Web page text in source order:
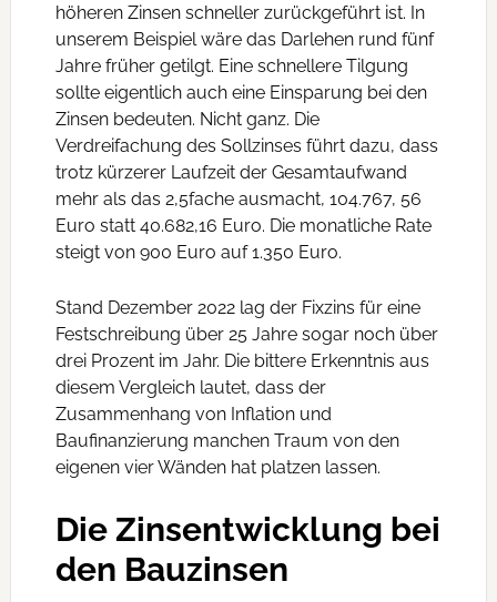
höheren Zinsen schneller zurückgeführt ist. In
unserem Beispiel wäre das Darlehen rund fünf
Jahre früher getilgt. Eine schnellere Tilgung
sollte eigentlich auch eine Einsparung bei den
Zinsen bedeuten. Nicht ganz. Die
Verdreifachung des Sollzinses führt dazu, dass
trotz kürzerer Laufzeit der Gesamtaufwand
mehr als das 2,5fache ausmacht, 104.767, 56
Euro statt 40.682,16 Euro. Die monatliche Rate
steigt von 900 Euro auf 1.350 Euro.
Stand Dezember 2022 lag der Fixzins für eine
Festschreibung über 25 Jahre sogar noch über
drei Prozent im Jahr. Die bittere Erkenntnis aus
diesem Vergleich lautet, dass der
Zusammenhang von Inflation und
Baufinanzierung manchen Traum von den
eigenen vier Wänden hat platzen lassen.
Die Zinsentwicklung bei
den Bauzinsen